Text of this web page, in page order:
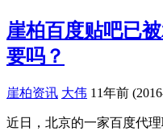
崖柏百度贴吧已
要吗？
崖柏资讯 大伟 11年前
近日，北京的一家百度代